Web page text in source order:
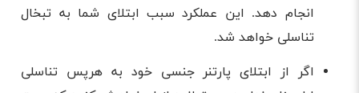
انجام دهد. این عملکرد سبب ابتلای شما به تبخال
تناسلی خواهد شد.
اگر از ابتلای پارتنر جنسی خود به هرپس تناسلی